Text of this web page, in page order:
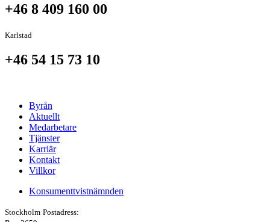
+46 8 409 160 00
Karlstad
+46 54 15 73 10
Byrån
Aktuellt
Medarbetare
Tjänster
Karriär
Kontakt
Villkor
Konsumenttvistnämnden
Stockholm Postadress: